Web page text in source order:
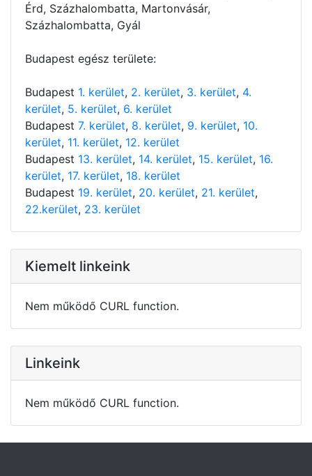
Érd, Százhalombatta, Martonvásár,
Százhalombatta, Gyál
Budapest egész területe:
Budapest 1. kerület, 2. kerület, 3. kerület, 4.
kerület, 5. kerület, 6. kerület
Budapest 7. kerület, 8. kerület, 9. kerület, 10.
kerület, 11. kerület, 12. kerület
Budapest 13. kerület, 14. kerület, 15. kerület, 16.
kerület, 17. kerület, 18. kerület
Budapest 19. kerület, 20. kerület, 21. kerület,
22.kerület, 23. kerület
Kiemelt linkeink
Nem működő CURL function.
Linkeink
Nem működő CURL function.